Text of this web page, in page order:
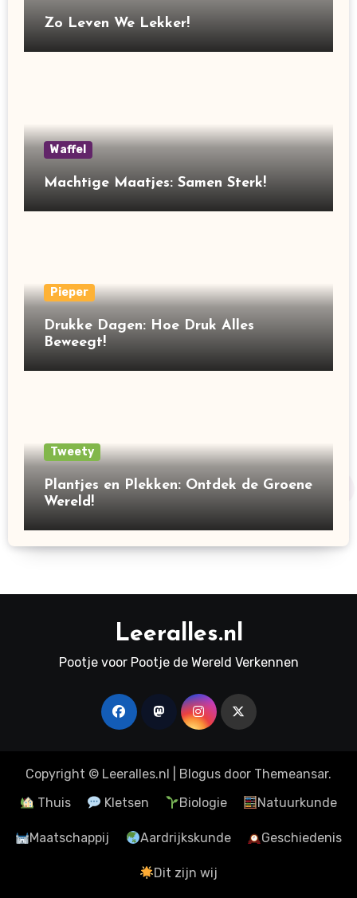
Zo Leven We Lekker!
Waffel
Machtige Maatjes: Samen Sterk!
Pieper
Drukke Dagen: Hoe Druk Alles
Beweegt!
Tweety
Plantjes en Plekken: Ontdek de Groene
Wereld!
Leeralles.nl
Pootje voor Pootje de Wereld Verkennen
Copyright © Leeralles.nl Blogus door Themeansar.
Thuis
Kletsen Biologie Natuurkunde
Maatschappij Aardrijkskunde Geschiedenis
Dit zijn wij